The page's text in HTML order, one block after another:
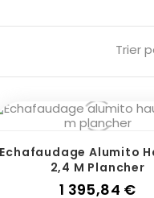
Trier
Echafaudage Alumito
2,4 M Plancher
1 395,84 €